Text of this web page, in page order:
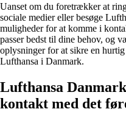
Uanset om du foretrækker at
sociale medier eller besøge
muligheder for at komme i
passer bedst til dine behov, og
oplysninger for at sikre en
Lufthansa i Danmark.
Lufthansa
kontakt med det